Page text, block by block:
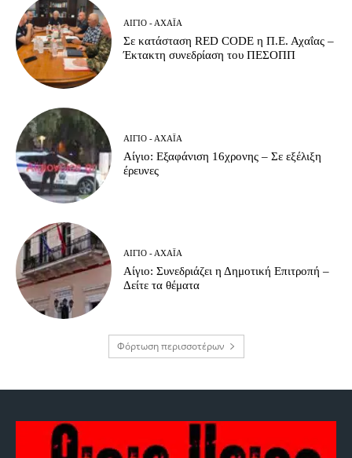
ΑΊΓΙΟ - ΑΧΑΪ́Α
Σε κατάσταση RED CODE η Π.Ε. Αχαΐας –
Έκτακτη συνεδρίαση του ΠΕΣΟΠΠ
ΑΊΓΙΟ - ΑΧΑΪ́Α
Αίγιο: Εξαφάνιση 16χρονης – Σε εξέλιξη
έρευνες
ΑΊΓΙΟ - ΑΧΑΪ́Α
Αίγιο: Συνεδριάζει η Δημοτική Επιτροπή –
Δείτε τα θέματα
Φόρτωση περισσοτέρων